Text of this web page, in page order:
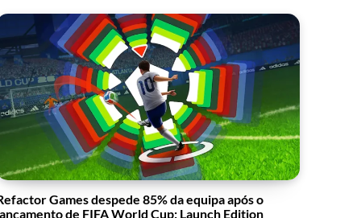
Games despede 85% da equipa após o
de FIFA World Cup: Launch Edition